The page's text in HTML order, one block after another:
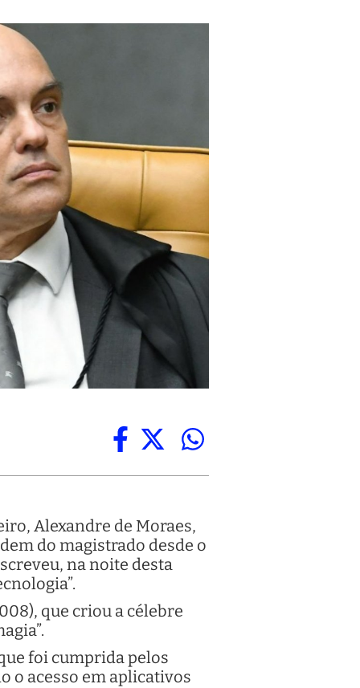
Alexandre de Moraes,
do magistrado desde o
na noite desta
que criou a célebre
foi cumprida pelos
o acesso em aplicativos